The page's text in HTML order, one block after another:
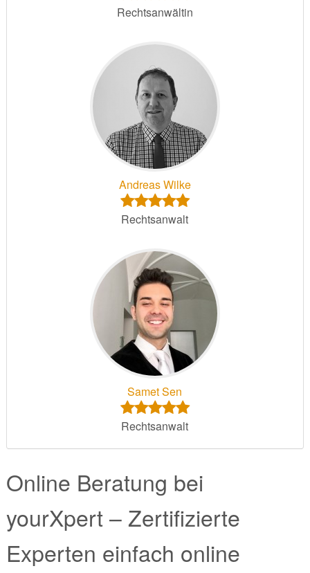
Rechtsanwältin
Andreas Wilke
Rechtsanwalt
Samet Sen
Rechtsanwalt
Online Beratung bei
yourXpert – Zertifizierte
Experten einfach online